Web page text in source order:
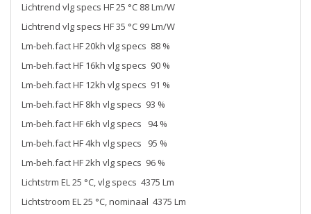
Lichtrend vlg specs HF 25 °C 88 Lm/W
Lichtrend vlg specs HF 35 °C 99 Lm/W
Lm-beh.fact HF 20kh vlg specs 88 %
Lm-beh.fact HF 16kh vlg specs 90 %
Lm-beh.fact HF 12kh vlg specs 91 %
Lm-beh.fact HF 8kh vlg specs 93 %
Lm-beh.fact HF 6kh vlg specs 94 %
Lm-beh.fact HF 4kh vlg specs 95 %
Lm-beh.fact HF 2kh vlg specs 96 %
Lichtstrm EL 25 °C, vlg specs 4375 Lm
Lichtstroom EL 25 °C, nominaal 4375 Lm